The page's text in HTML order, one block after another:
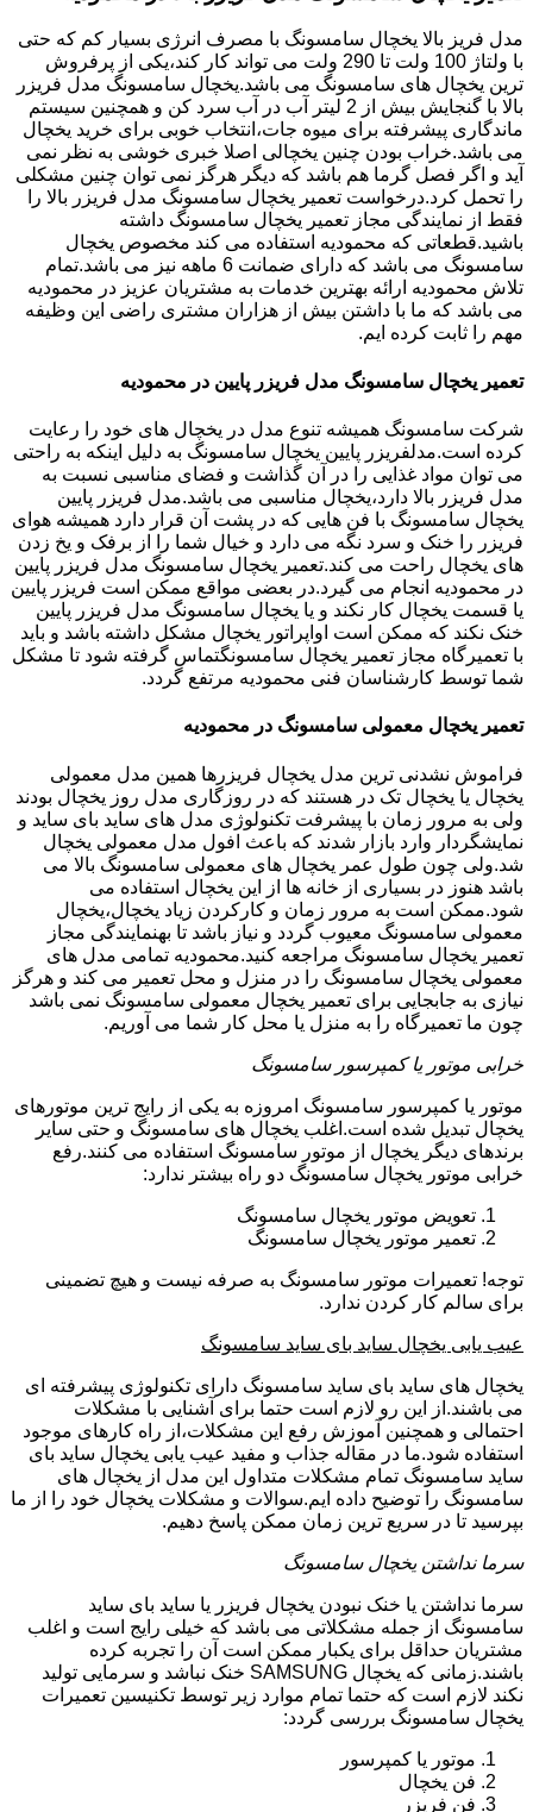
مدل فریز بالا یخچال سامسونگ با مصرف انرژی بسیار کم که حتی
با ولتاژ 100 ولت تا 290 ولت می تواند کار کند،یکی از پرفروش
ترین یخچال های سامسونگ می باشد.یخچال سامسونگ مدل فریزر
بالا با گنجایش بیش از 2 لیتر آب در آب سرد کن و همچنین سیستم
ماندگاری پیشرفته برای میوه جات،انتخاب خوبی برای خرید یخچال
می باشد.خراب بودن چنین یخچالی اصلا خبری خوشی به نظر نمی
آید و اگر فصل گرما هم باشد که دیگر هرگز نمی توان چنین مشکلی
را تحمل کرد.درخواست تعمیر یخچال سامسونگ مدل فریزر بالا را
فقط از نمایندگی مجاز تعمیر یخچال سامسونگ داشته
باشید.قطعاتی که محمودیه استفاده می کند مخصوص یخچال
سامسونگ می باشد که دارای ضمانت 6 ماهه نیز می باشد.تمام
تلاش محمودیه ارائه بهترین خدمات به مشتریان عزیز در محمودیه
می باشد که ما با داشتن بیش از هزاران مشتری راضی این وظیفه
مهم را ثابت کرده ایم.
تعمیر یخچال سامسونگ مدل فریزر پایین در محمودیه
شرکت سامسونگ همیشه تنوع مدل در یخچال های خود را رعایت
کرده است.مدلفریزر پایین یخچال سامسونگ به دلیل اینکه به راحتی
می توان مواد غذایی را در آن گذاشت و فضای مناسبی نسبت به
مدل فریزر بالا دارد،یخچال مناسبی می باشد.مدل فریزر پایین
یخچال سامسونگ با فن هایی که در پشت آن قرار دارد همیشه هوای
فریزر را خنک و سرد نگه می دارد و خیال شما را از برفک و یخ زدن
های یخچال راحت می کند.تعمیر یخچال سامسونگ مدل فریزر پایین
در محمودیه انجام می گیرد.در بعضی مواقع ممکن است فریزر پایین
یا قسمت یخچال کار نکند و یا یخچال سامسونگ مدل فریزر پایین
خنک نکند که ممکن است اواپراتور یخچال مشکل داشته باشد و باید
با تعمیرگاه مجاز تعمیر یخچال سامسونگتماس گرفته شود تا مشکل
شما توسط کارشناسان فنی محمودیه مرتفع گردد.
تعمیر یخچال معمولی سامسونگ در محمودیه
فراموش نشدنی ترین مدل یخچال فریزرها همین مدل معمولی
یخچال یا یخچال تک در هستند که در روزگاری مدل روز یخچال بودند
ولی به مرور زمان با پیشرفت تکنولوژی مدل های ساید بای ساید و
نمایشگردار وارد بازار شدند که باعث افول مدل معمولی یخچال
شد.ولی چون طول عمر یخچال های معمولی سامسونگ بالا می
باشد هنوز در بسیاری از خانه ها از این یخچال استفاده می
شود.ممکن است به مرور زمان و کارکردن زیاد یخچال،یخچال
معمولی سامسونگ معیوب گردد و نیاز باشد تا بهنمایندگی مجاز
تعمیر یخچال سامسونگ مراجعه کنید.محمودیه تمامی مدل های
معمولی یخچال سامسونگ را در منزل و محل تعمیر می کند و هرگز
نیازی به جابجایی برای تعمیر یخچال معمولی سامسونگ نمی باشد
چون ما تعمیرگاه را به منزل یا محل کار شما می آوریم.
خرابی موتور یا کمپرسور سامسونگ
موتور یا کمپرسور سامسونگ امروزه به یکی از رایج ترین موتورهای
یخچال تبدیل شده است.اغلب یخچال های سامسونگ و حتی سایر
برندهای دیگر یخچال از موتور سامسونگ استفاده می کنند.رفع
خرابی موتور یخچال سامسونگ دو راه بیشتر ندارد:
تعویض موتور یخچال سامسونگ
تعمیر موتور یخچال سامسونگ
توجه! تعمیرات موتور سامسونگ به صرفه نیست و هیچ تضمینی
برای سالم کار کردن ندارد.
عیب یابی یخچال ساید بای ساید سامسونگ
یخچال های ساید بای ساید سامسونگ دارای تکنولوژی پیشرفته ای
می باشند.از این رو لازم است حتما برای آشنایی با مشکلات
احتمالی و همچنین آموزش رفع این مشکلات،از راه کارهای موجود
استفاده شود.ما در مقاله جذاب و مفید عیب یابی یخچال ساید بای
ساید سامسونگ تمام مشکلات متداول این مدل از یخچال های
سامسونگ را توضیح داده ایم.سوالات و مشکلات یخچال خود را از ما
بپرسید تا در سریع ترین زمان ممکن پاسخ دهیم.
سرما نداشتن یخچال سامسونگ
سرما نداشتن یا خنک نبودن یخچال فریزر یا ساید بای ساید
سامسونگ از جمله مشکلاتی می باشد که خیلی رایج است و اغلب
مشتریان حداقل برای یکبار ممکن است آن را تجربه کرده
باشند.زمانی که یخچال SAMSUNG خنک نباشد و سرمایی تولید
نکند لازم است که حتما تمام موارد زیر توسط تکنیسین تعمیرات
یخچال سامسونگ بررسی گردد:
موتور یا کمپرسور
فن یخچال
فن فریزر